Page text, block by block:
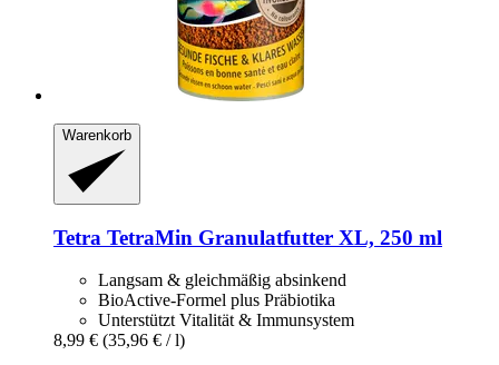
Warenkorb
Tetra TetraMin Granulatfutter XL, 250 ml
Langsam & gleichmäßig absinkend
BioActive-Formel plus Präbiotika
Unterstützt Vitalität & Immunsystem
8,99 € (35,96 € / l)